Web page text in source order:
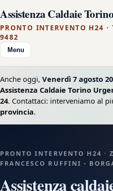
Assistenza Caldaie
PRONTO INTERVENTO H24
9482
Menu
Anche oggi, Venerdì 7 agosto
Assistenza Caldaie Torino
24. Contattaci: interveniamo al
provincia.
PRONTO INTERVENTO H24 ·
FRANCESCO RUFFINI -
Assistenza